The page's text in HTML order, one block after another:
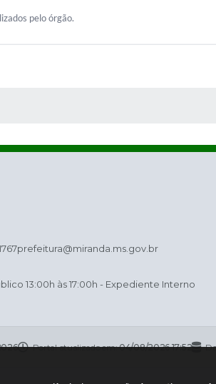
pelo órgão.
prefeitura@miranda.ms.gov.br
13:00h às 17:00h - Expediente Interno
Portal atualizado em:04/08/2026 17:52